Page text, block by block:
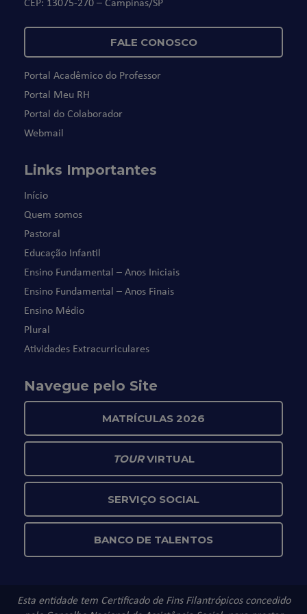
FALE CONOSCO
Portal Acadêmico do Professor
Portal Meu RH
Portal do Colaborador
Webmail
Links Importantes
Início
Quem somos
Pastoral
Educação Infantil
Ensino Fundamental – Anos Iniciais
Ensino Fundamental – Anos Finais
Ensino Médio
Plural
Atividades Extracurriculares
Navegue pelo Site
MATRÍCULAS 2026
TOURVIRTUAL
SERVIÇO SOCIAL
BANCO DE TALENTOS
Esta entidade tem Certificado de Fins Filantrópicos concedido